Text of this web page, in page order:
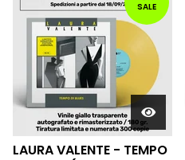
SALE
LAURA VALENTE - TEMPO